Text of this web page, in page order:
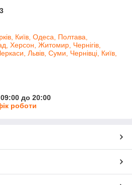
Київ, Одеса, Полтава,
Херсон, Житомир, Чернігів,
Львів, Суми, Чернівці, Київ,
до 20:00
роботи